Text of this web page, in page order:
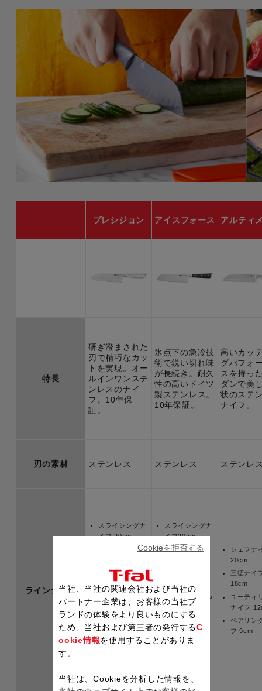
プレシジョン アイスフォース アルティ
特長
研ぎ澄まされた
刃で精巧なカッ
トを実現。オー
ルインワンステ
ンレスのナイ
フ。10年保
証。
氷点下の急冷技
術で鋭い切れ味
が長続き。耐久
性の高いドイツ
製ステンレス。
10年保証。
高いカッ
グパフォ
スを持っ
ダンで美
状のステ
ナイフ。
刃の素材 ステンレス ステンレス ステンレ
ラインナップ
スライシングナ
イフ 20cm
シェフナイフ
三徳ナイフ
16.5cm
三徳ナイフ
14.5cm
ペティナイフ
15cm
ペティナイフ
スライシングナ
イフ20cm
シェフナイフ
16.5cm
三徳ナイフ14.5
㎝
ペティナイフ
15cm
ペティナイフ
シェフナ
20cm
三徳ナイ
18cm
ユーティ
ナイフ
ペアリン
フ 9cm
当社、当社の関連会社および当社の
パートナー企業は、お客様の当社ブ
ランドの体験をより良いものにする
ため、当社および第三者の発行するC
ookie情報を使用することがありま
す。
当社は、Cookieを分析した情報を、
Cookieを拒否する